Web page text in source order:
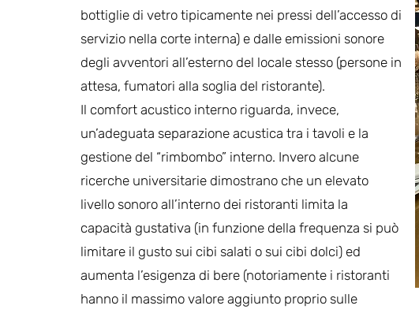
bottiglie di vetro tipicamente nei pressi dell’accesso di
servizio nella corte interna) e dalle emissioni sonore
degli avventori all’esterno del locale stesso (persone in
attesa, fumatori alla soglia del ristorante).
Il comfort acustico interno riguarda, invece,
un’adeguata separazione acustica tra i tavoli e la
gestione del “rimbombo” interno. Invero alcune
ricerche universitarie dimostrano che un elevato
livello sonoro all’interno dei ristoranti limita la
capacità gustativa (in funzione della frequenza si può
limitare il gusto sui cibi salati o sui cibi dolci) ed
aumenta l’esigenza di bere (notoriamente i ristoranti
hanno il massimo valore aggiunto proprio sulle